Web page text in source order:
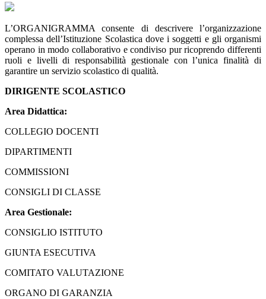
L’ORGANIGRAMMA consente di descrivere l’organizzazione
complessa dell’Istituzione Scolastica dove i soggetti e gli organismi
operano in modo collaborativo e condiviso pur ricoprendo differenti
ruoli e livelli di responsabilità gestionale con l’unica finalità di
garantire un servizio scolastico di qualità.
DIRIGENTE SCOLASTICO
Area Didattica:
COLLEGIO DOCENTI
DIPARTIMENTI
COMMISSIONI
CONSIGLI DI CLASSE
Area Gestionale:
CONSIGLIO ISTITUTO
GIUNTA ESECUTIVA
COMITATO VALUTAZIONE
ORGANO DI GARANZIA